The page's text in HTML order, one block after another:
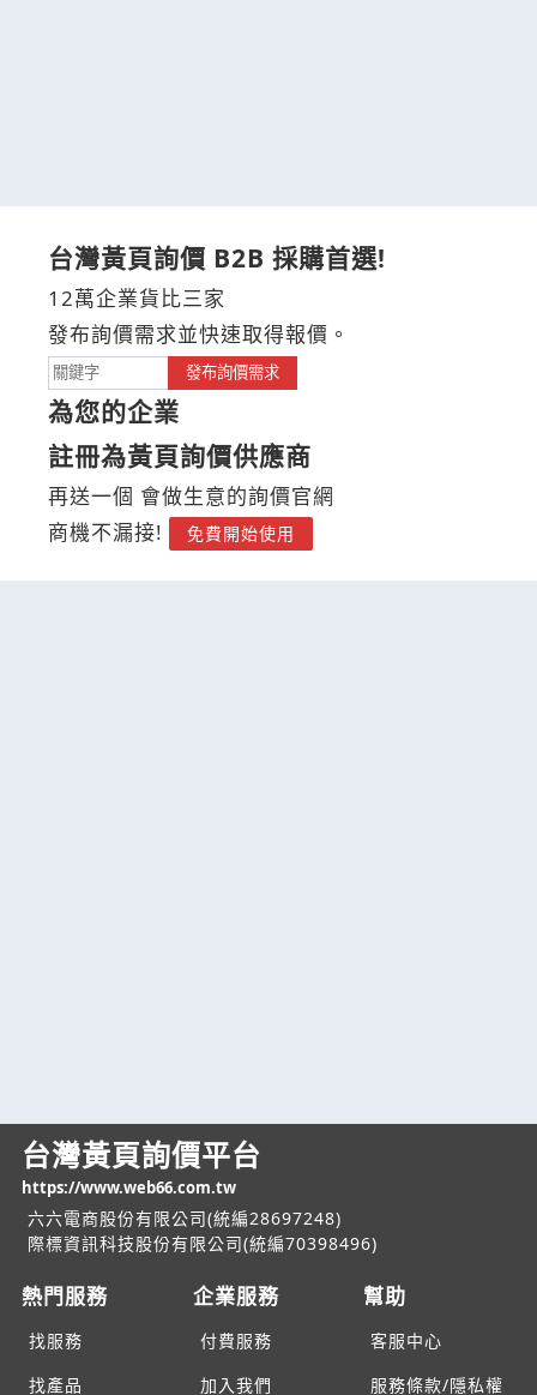
台灣黃頁詢價 B2B 採購首選!
12萬企業貨比三家
發布詢價需求並快速取得報價。
發布詢價需求
為您的企業
註冊為黃頁詢價供應商
再送一個 會做生意的詢價官網
商機不漏接!
免費開始使用
台灣黃頁詢價平台
https://www.web66.com.tw
六六電商股份有限公司(統編28697248)
際標資訊科技股份有限公司(統編70398496)
熱門服務
找服務
找產品
企業服務
付費服務
加入我們
幫助
客服中心
服務條款/隱私權